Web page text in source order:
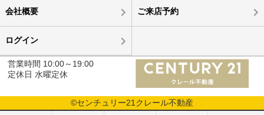
会社概要 ご来店予約
ログイン
営業時間 10:00～19:00
定休日 水曜定休
©センチュリー21クレール不動産